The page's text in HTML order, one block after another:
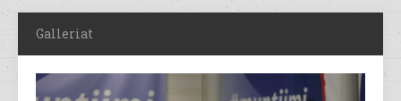
Galleriat